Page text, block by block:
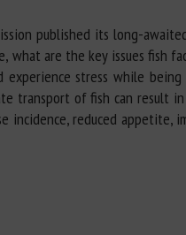
published its long-
what are the key issues fish
experience stress while
transport of fish can result
incidence, reduced